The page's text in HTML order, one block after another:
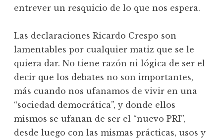
entrever un resquicio de lo que nos espera.
Las declaraciones Ricardo Crespo son
lamentables por cualquier matiz que se le
quiera dar. No tiene razón ni lógica de ser el
decir que los debates no son importantes,
más cuando nos ufanamos de vivir en una
“sociedad democrática”, y donde ellos
mismos se ufanan de ser el “nuevo PRI”,
desde luego con las mismas prácticas, usos y